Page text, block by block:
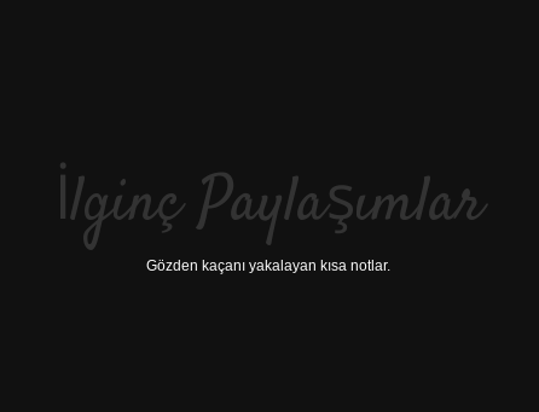
İlginç Paylaşımlar
Gözden kaçanı yakalayan kısa notlar.